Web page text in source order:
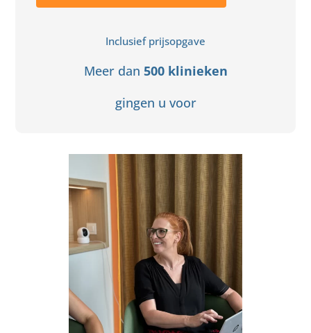
Inclusief prijsopgave
Meer dan 500 klinieken
gingen u voor